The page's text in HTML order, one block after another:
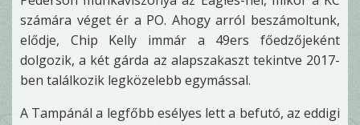
számára véget ér a PO. Ahogy arról beszámoltunk,
elődje, Chip Kelly immár a 49ers főedzőjeként
dolgozik, a két gárda az alapszakaszt tekintve 2017-
ben találkozik legközelebb egymással.
A Tampánál a legfőbb esélyes lett a befutó, az eddigi